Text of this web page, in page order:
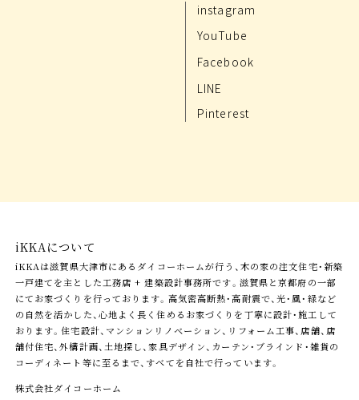
instagram
YouTube
Facebook
LINE
Pinterest
iKKAについて
iKKAは滋賀県大津市にあるダイコーホームが行う、木の家の注文住宅・新築
一戸建てを主とした工務店 + 建築設計事務所です。滋賀県と京都府の一部
にてお家づくりを行っております。高気密高断熱・高耐震で、光・風・緑など
の自然を活かした、心地よく長く住めるお家づくりを丁寧に設計・施工して
おります。住宅設計、マンションリノベーション、リフォーム工事、店舗、店
舗付住宅、外構計画、土地探し、家具デザイン、カーテン・ブラインド・雑貨の
コーディネート等に至るまで、すべてを自社で行っています。
株式会社ダイコーホーム